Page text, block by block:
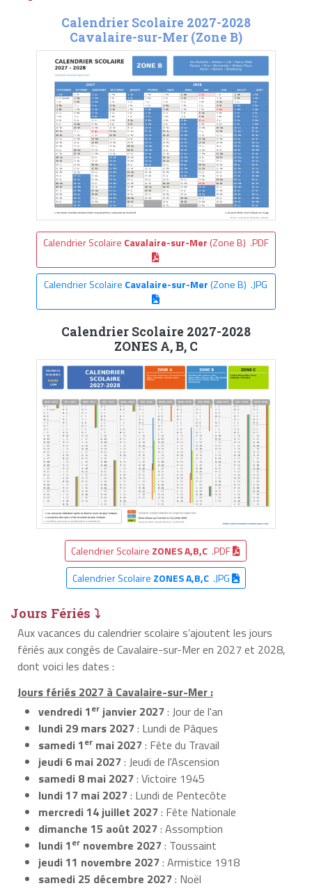
Calendrier Scolaire 2027-2028
Cavalaire-sur-Mer (Zone B)
Calendrier Scolaire Cavalaire-sur-Mer (Zone B) .PDF
Calendrier Scolaire Cavalaire-sur-Mer(Zone B) .JPG
Calendrier Scolaire 2027-2028
ZONES A, B, C
Calendrier Scolaire ZONES A,B,C .PDF
Calendrier Scolaire ZONES A,B,C.JPG
Jours Fériés ⤵
Aux vacances du calendrier scolaire s’ajoutent les jours
fériés aux congés de Cavalaire-sur-Mer en 2027 et 2028,
dont voici les dates :
Jours fériés 2027 à Cavalaire-sur-Mer :
vendredi 1er janvier 2027: Jour de l'an
lundi 29 mars 2027: Lundi de Pâques
samedi 1er mai 2027: Fête du Travail
jeudi 6 mai 2027: Jeudi de l'Ascension
samedi 8 mai 2027: Victoire 1945
lundi 17 mai 2027: Lundi de Pentecôte
mercredi 14 juillet 2027: Fête Nationale
dimanche 15 août 2027: Assomption
lundi 1er novembre 2027: Toussaint
jeudi 11 novembre 2027: Armistice 1918
samedi 25 décembre 2027: Noël